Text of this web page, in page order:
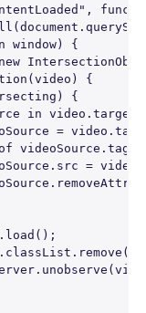
window) {
{
{
in
=
=